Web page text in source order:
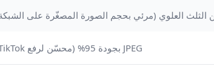
العلوي (مرئي بحجم الصورة المصغّرة على
JPEG بجودة 95% (محسّن لرفع TikTok)